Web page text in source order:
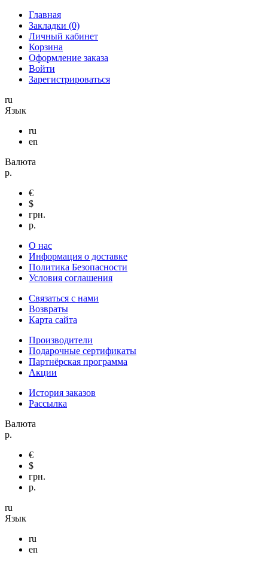
Главная
Закладки (0)
Личный кабинет
Корзина
Оформление заказа
Войти
Зарегистрироваться
ru
Язык
ru
en
Валюта
р.
€
$
грн.
р.
О нас
Информация о доставке
Политика Безопасности
Условия соглашения
Связаться с нами
Возвраты
Карта сайта
Производители
Подарочные сертификаты
Партнёрская программа
Акции
История заказов
Рассылка
Валюта
р.
€
$
грн.
р.
ru
Язык
ru
en